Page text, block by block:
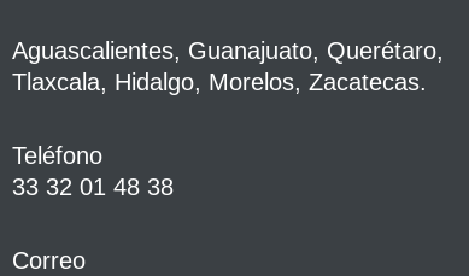
Aguascalientes, Guanajuato, Querétaro,
Tlaxcala, Hidalgo, Morelos, Zacatecas.
Teléfono
33 32 01 48 38
Correo